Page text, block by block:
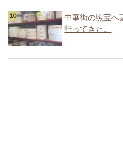
中華街の照宝へ
行ってきた。